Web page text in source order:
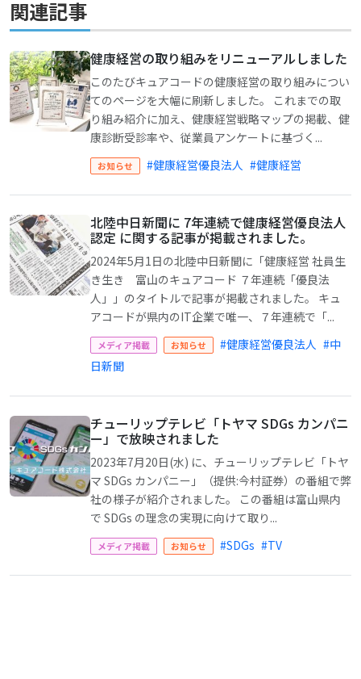
関連記事
健康経営の取り組みをリニューアルしました
このたびキュアコードの健康経営の取り組みについ
てのページを大幅に刷新しました。 これまでの取
り組み紹介に加え、健康経営戦略マップの掲載、健
康診断受診率や、従業員アンケートに基づく...
お知らせ #健康経営優良法人 #健康経営
北陸中日新聞に 7年連続で健康経営優良法人
認定 に関する記事が掲載されました。
2024年5月1日の北陸中日新聞に「健康経営 社員生
き生き 富山のキュアコード ７年連続「優良法
人」」のタイトルで記事が掲載されました。 キュ
アコードが県内のIT企業で唯一、７年連続で「...
メディア掲載 お知らせ #健康経営優良法人 #中
日新聞
チューリップテレビ「トヤマ SDGs カンパニ
ー」で放映されました
2023年7月20日(水) に、チューリップテレビ「トヤ
マ SDGs カンパニー」（提供:今村証券）の番組で弊
社の様子が紹介されました。 この番組は富山県内
で SDGs の理念の実現に向けて取り...
メディア掲載 お知らせ #SDGs #TV